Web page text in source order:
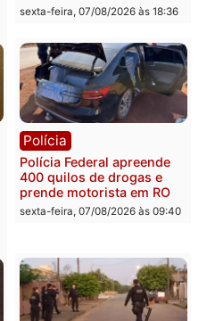
ler...
Política
Eleições 2026: Pastor
Evanildo pode ser o
Federal
sexta-feira, 07/08/2026 às